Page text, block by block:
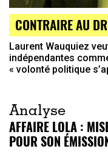
CONTRAIRE AU
Laurent Wauquiez
indépendantes
« volonté politique
Analyse
AFFAIRE LOLA :
POUR SON